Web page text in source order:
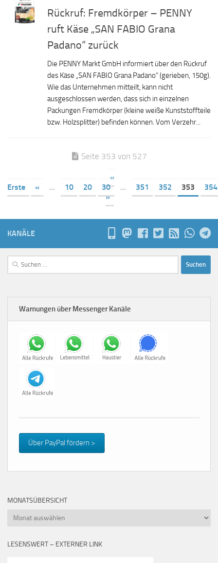
Rückruf: Fremdkörper – PENNY
ruft Käse „SAN FABIO Grana
Padano“ zurück
Die PENNY Markt GmbH informiert über den Rückruf
des Käse „SAN FABIO Grana Padano“ (gerieben, 150g).
Wie das Unternehmen mitteilt, kann nicht
ausgeschlossen werden, dass sich in einzelnen
Packungen Fremdkörper (kleine weiße Kunststoffteile
bzw. Holzsplitter) befinden können. Vom Verzehr...
Seite 353 von 527
«
Erste
« ... 10 20 30 ... 351 352 353
354
»
KANÄLE
Suchen
nach:
Warnungen über Messenger Kanäle
Über PayPal fördern >
MONATSÜBERSICHT
Monatsübersicht
LESENSWERT – EXTERNER LINK